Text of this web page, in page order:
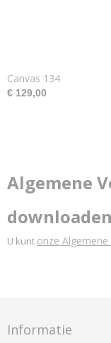
Canvas 134
€ 129,00
Algemene
downloaden
U kunt onze
Informatie